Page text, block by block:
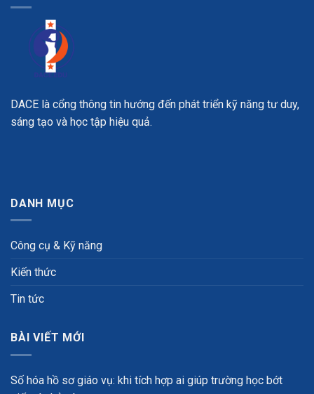
DACE là cổng thông tin hướng đến phát triển kỹ năng tư duy,
sáng tạo và học tập hiệu quả.
DANH MỤC
Công cụ & Kỹ năng
Kiến thức
Tin tức
BÀI VIẾT MỚI
Số hóa hồ sơ giáo vụ: khi tích hợp ai giúp trường học bớt